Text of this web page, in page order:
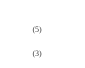
(5)
(3)